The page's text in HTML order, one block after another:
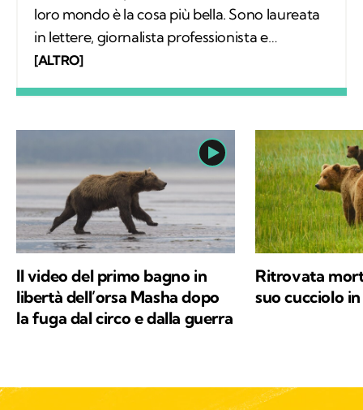
loro mondo è la cosa più bella. Sono laureata
in lettere, giornalista professionista e
fondatrice del progetto La scimmia
dove vivono, liberi.
[ALTRO]
Il video del primo bagno in
libertà dell’orsa Masha dopo
la fuga dal circo e dalla guerra
Ritrovata
suo cucciolo